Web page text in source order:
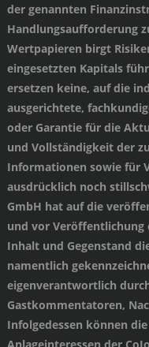
der genannten
Handlungsaufforderung
Wertpapieren birgt
eingesetzten Kapitals
ersetzen keine, auf die
ausgerichtete,
oder Garantie für die
und Vollständigkeit der
Informationen sowie für
ausdrücklich noch
GmbH hat auf die
und vor Veröffentlichung
Inhalt und Gegenstand
namentlich
eigenverantwortlich
Gastkommentatoren,
Infolgedessen können
Anlageinteressen der